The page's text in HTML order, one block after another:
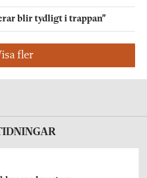
blir tydligt i trappan”
fler